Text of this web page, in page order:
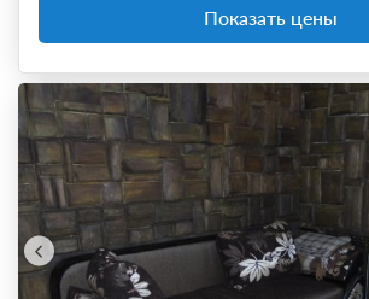
Показать цены